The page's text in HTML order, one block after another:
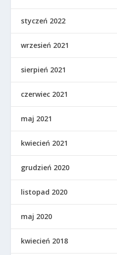
styczeń 2022
wrzesień 2021
sierpień 2021
czerwiec 2021
maj 2021
kwiecień 2021
grudzień 2020
listopad 2020
maj 2020
kwiecień 2018